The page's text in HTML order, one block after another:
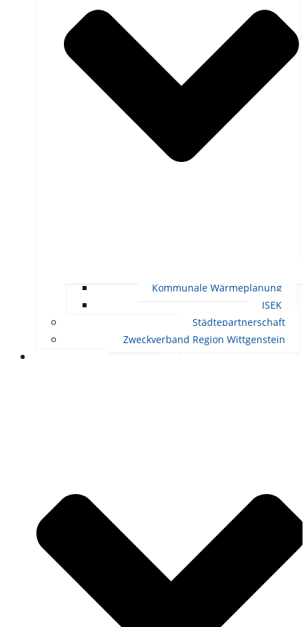
Kommunale Wärmeplanung
ISEK
Städtepartnerschaft
Zweckverband Region Wittgenstein
RATHAUS UND POLITIK